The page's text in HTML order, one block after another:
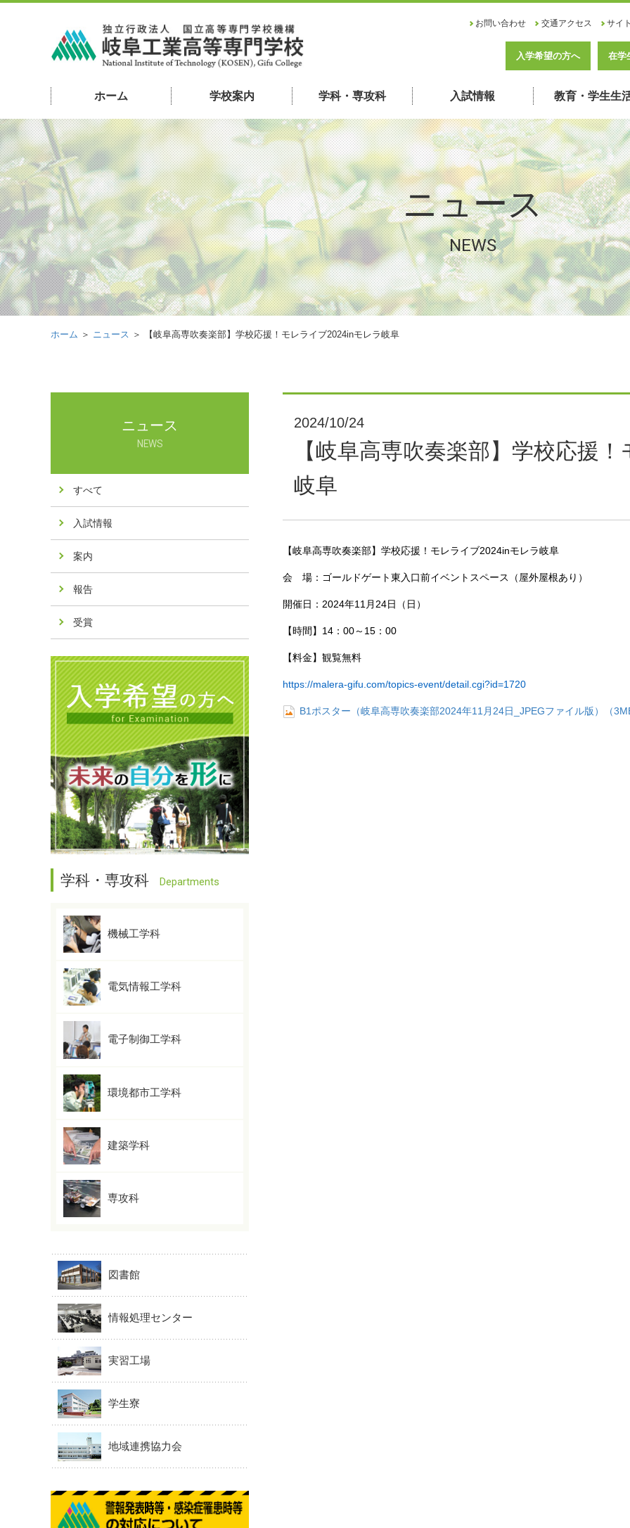
お問い合わせ 交通アクセス サイ
入学希望の方へ 在学
ホーム 学校案内 学科・専攻科 入試情報 教育・学生生
ニュース
NEWS
ホーム ＞ ニュース ＞ 【岐阜高専吹奏楽部】学校応援！モレライブ2024inモレラ岐阜
2024/10/24
【岐阜高専吹奏楽部】学校応援
岐阜
【岐阜高専吹奏楽部】学校応援！モレライブ2024inモレラ岐阜
会 場：ゴールドゲート東入口前イベントスペース（屋外屋根あり）
開催日： 2024年11 月 24日（日）
【時間】 14 ： 00～ 15 ： 00
【料金】観覧無料
https://malera-gifu.com/topics-event/detail.cgi?id=1720
B1ポスター（岐阜高専吹奏楽部2024年11月24日_JPEGファイル版）（
ニュース
NEWS
すべて
入試情報
案内
報告
受賞
学科・専攻科 Departments
機械工学科
電気情報工学科
電子制御工学科
環境都市工学科
建築学科
専攻科
図書館
情報処理センター
実習工場
学生寮
地域連携協力会